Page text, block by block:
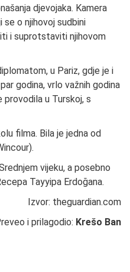
djevojaka. Kamera
o njihovoj sudbini
i suprotstaviti njihovom
u Pariz, gdje je i
godina, vrlo važnih godina
provodila u Turskoj, s
filma. Bila je jedna od
vijeku, a posebno
Tayyipa Erdoğana.
Izvor: theguardian.com
i prilagodio: Krešo Ban